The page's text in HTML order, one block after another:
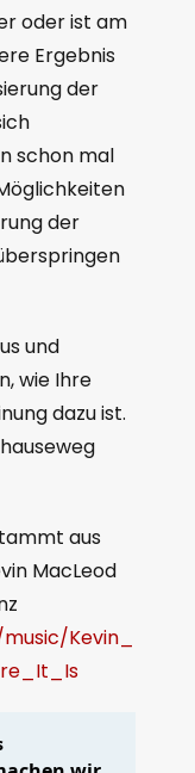
oder ist am
Ergebnis
der
schon mal
der
und
wie Ihre
dazu ist.
aus
MacLeod
Kevin_